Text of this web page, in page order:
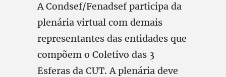
A Condsef/Fenadsef participa da
plenária virtual com demais
representantes das entidades que
compõem o Coletivo das 3
Esferas da CUT. A plenária deve